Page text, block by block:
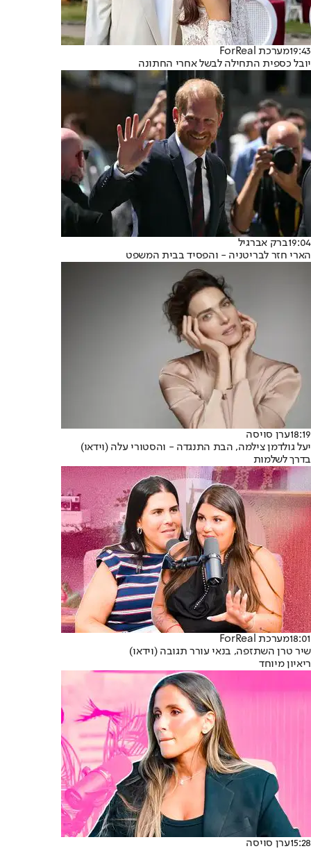
19:43מערכת ForReal
יובל כספית התחילה לבשל אחרי החתונה
19:04ברק אברגיל
הארי חזר לבריטניה - והפסיד בבית המשפט
18:19ערן סויסה
יעל גולדמן צילמה, הבת התנגדה - והסטורי עלה (וידאו)
בדרך לשלמות
18:01מערכת ForReal
שיר טרן השתזפה, בנאי עורר תגובה (וידאו)
ריאיון מיוחד
15:28ערן סויסה